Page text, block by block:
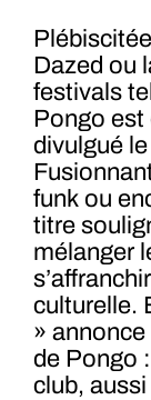
Dazed ou
festivals
Pongo est
divulgué
funk ou
titre
mélanger
culturelle.
»
de Pongo
club,